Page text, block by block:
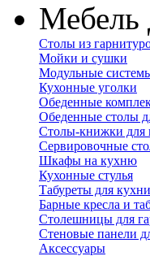
Мебель
Столы из
Мойки и сушки
Модульные
Кухонные уголки
Обеденные
Обеденные столы
Столы-книжки для
Сервировочные
Шкафы на кухню
Кухонные стулья
Табуреты для кухни
Барные кресла и
Столешницы для
Стеновые панели
Аксессуары